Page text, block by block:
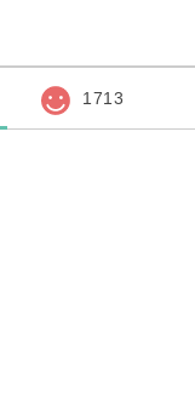
1713